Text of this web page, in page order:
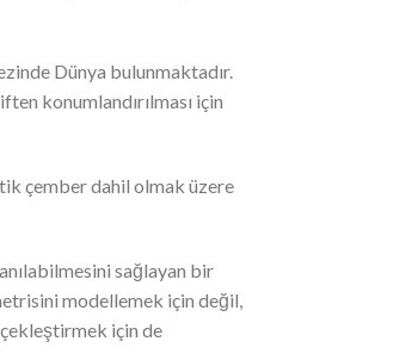
Dünya bulunmaktadır.
konumlandırılması için
çember dahil olmak üzere
sağlayan bir
modellemek için değil,
için de